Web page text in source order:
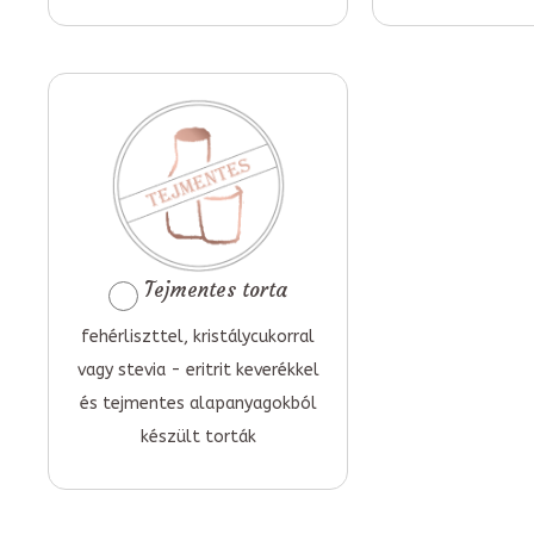
Tejmentes torta
fehérliszttel, kristálycukorral
vagy stevia - eritrit keverékkel
és tejmentes alapanyagokból
készült torták